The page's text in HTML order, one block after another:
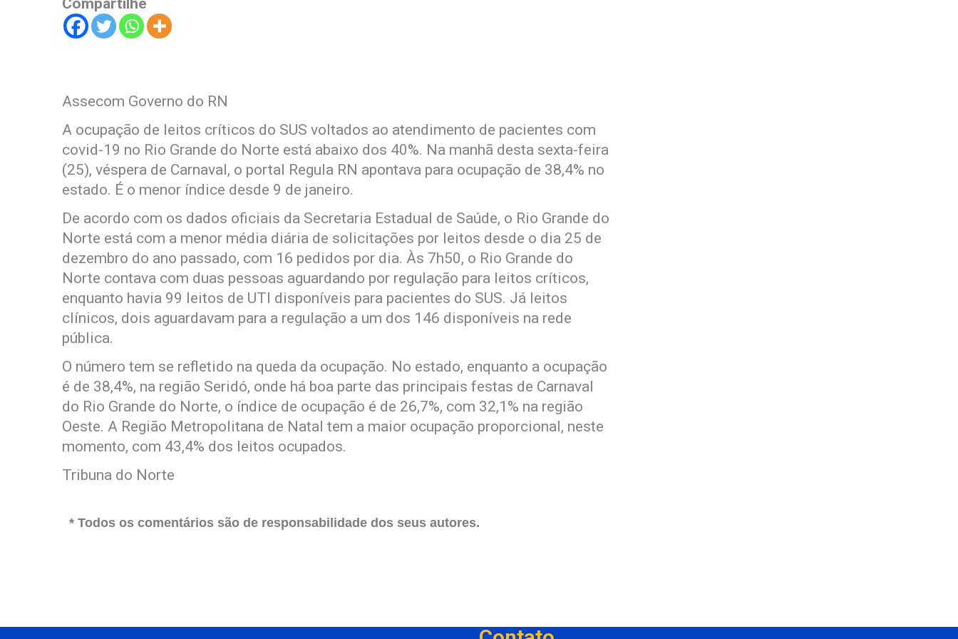
Compartilhe
Assecom Governo do RN
A ocupação de leitos críticos do SUS voltados ao atendimento de pacientes com
covid-19 no Rio Grande do Norte está abaixo dos 40%. Na manhã desta sexta-feira
(25), véspera de Carnaval, o portal Regula RN apontava para ocupação de 38,4% no
estado. É o menor índice desde 9 de janeiro.
De acordo com os dados oficiais da Secretaria Estadual de Saúde, o Rio Grande do
Norte está com a menor média diária de solicitações por leitos desde o dia 25 de
dezembro do ano passado, com 16 pedidos por dia. Às 7h50, o Rio Grande do
Norte contava com duas pessoas aguardando por regulação para leitos críticos,
enquanto havia 99 leitos de UTI disponíveis para pacientes do SUS. Já leitos
clínicos, dois aguardavam para a regulação a um dos 146 disponíveis na rede
pública.
O número tem se refletido na queda da ocupação. No estado, enquanto a ocupação
é de 38,4%, na região Seridó, onde há boa parte das principais festas de Carnaval
do Rio Grande do Norte, o índice de ocupação é de 26,7%, com 32,1% na região
Oeste. A Região Metropolitana de Natal tem a maior ocupação proporcional, neste
momento, com 43,4% dos leitos ocupados.
Tribuna do Norte
* Todos os comentários são de responsabilidade dos seus autores.